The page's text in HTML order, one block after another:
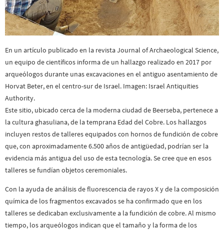
En un artículo publicado en la revista Journal of Archaeological Science,
un equipo de científicos informa de un hallazgo realizado en 2017 por
arqueólogos durante unas excavaciones en el antiguo asentamiento de
Horvat Beter, en el centro-sur de Israel. Imagen: Israel Antiquities
Authority.
Este sitio, ubicado cerca de la moderna ciudad de Beerseba, pertenece a
la cultura ghasuliana, de la temprana Edad del Cobre. Los hallazgos
incluyen restos de talleres equipados con hornos de fundición de cobre
que, con aproximadamente 6.500 años de antigüedad, podrían ser la
evidencia más antigua del uso de esta tecnología. Se cree que en esos
talleres se fundían objetos ceremoniales.
Con la ayuda de análisis de fluorescencia de rayos X y de la composición
química de los fragmentos excavados se ha confirmado que en los
talleres se dedicaban exclusivamente a la fundición de cobre. Al mismo
tiempo, los arqueólogos indican que el tamaño y la forma de los